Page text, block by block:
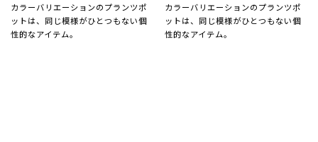
カラーバリエーションのプランツポ
ットは、同じ模様がひとつもない個
性的なアイテム。
カラーバリエーションのプランツポ
ットは、同じ模様がひとつもない個
性的なアイテム。